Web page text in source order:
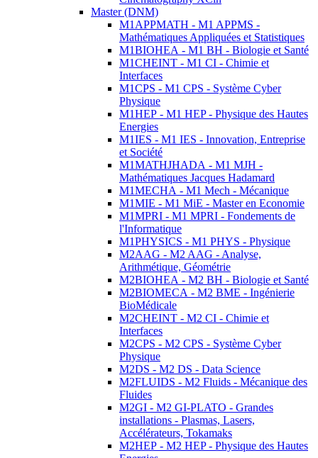
Master (DNM)
M1APPMATH - M1 APPMS -
Mathématiques Appliquées et Statistiques
M1BIOHEA - M1 BH - Biologie et Santé
M1CHEINT - M1 CI - Chimie et
Interfaces
M1CPS - M1 CPS - Système Cyber
Physique
M1HEP - M1 HEP - Physique des Hautes
Energies
M1IES - M1 IES - Innovation, Entreprise
et Société
M1MATHJHADA - M1 MJH -
Mathématiques Jacques Hadamard
M1MECHA - M1 Mech - Mécanique
M1MIE - M1 MiE - Master en Economie
M1MPRI - M1 MPRI - Fondements de
l'Informatique
M1PHYSICS - M1 PHYS - Physique
M2AAG - M2 AAG - Analyse,
Arithmétique, Géométrie
M2BIOHEA - M2 BH - Biologie et Santé
M2BIOMECA - M2 BME - Ingénierie
BioMédicale
M2CHEINT - M2 CI - Chimie et
Interfaces
M2CPS - M2 CPS - Système Cyber
Physique
M2DS - M2 DS - Data Science
M2FLUIDS - M2 Fluids - Mécanique des
Fluides
M2GI - M2 GI-PLATO - Grandes
installations - Plasmas, Lasers,
Accélérateurs, Tokamaks
M2HEP - M2 HEP - Physique des Hautes